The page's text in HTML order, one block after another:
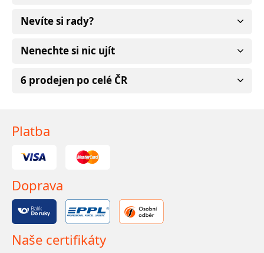
Nevíte si rady?
Nenechte si nic ujít
6 prodejen po celé ČR
Platba
Doprava
Naše certifikáty